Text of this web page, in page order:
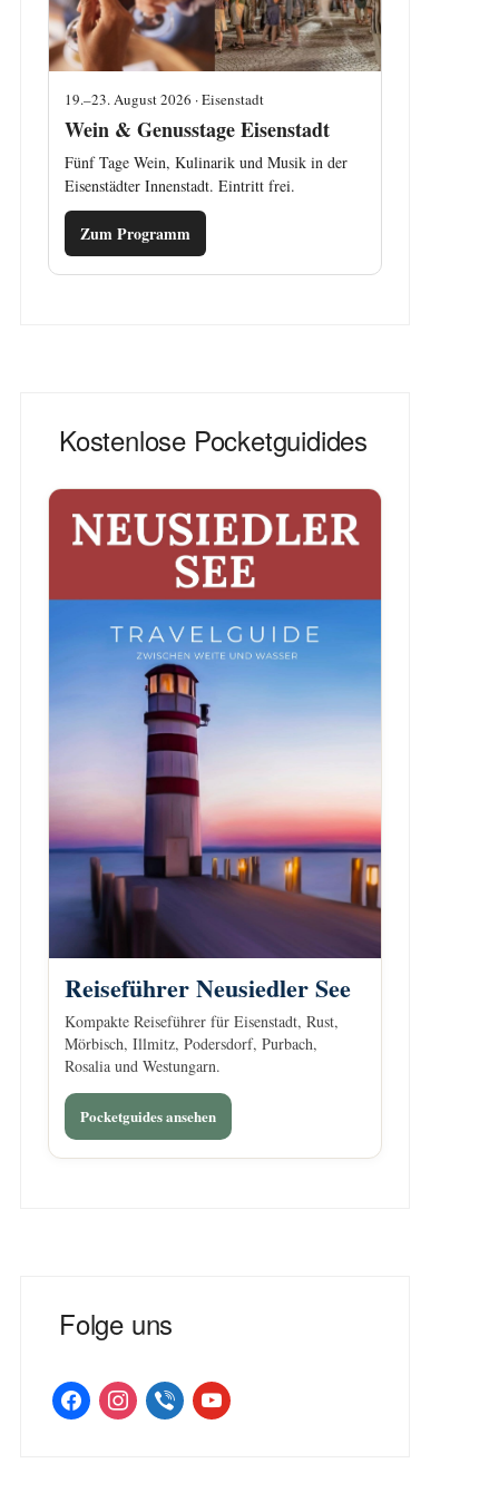
19.–23. August 2026 · Eisenstadt
Wein & Genusstage Eisenstadt
Fünf Tage Wein, Kulinarik und Musik in der
Eisenstädter Innenstadt. Eintritt frei.
Zum Programm
Kostenlose Pocketguidides
Reiseführer Neusiedler See
Kompakte Reiseführer für Eisenstadt, Rust,
Mörbisch, Illmitz, Podersdorf, Purbach,
Rosalia und Westungarn.
Pocketguides ansehen
Folge uns
facebookinstagramviber youtube